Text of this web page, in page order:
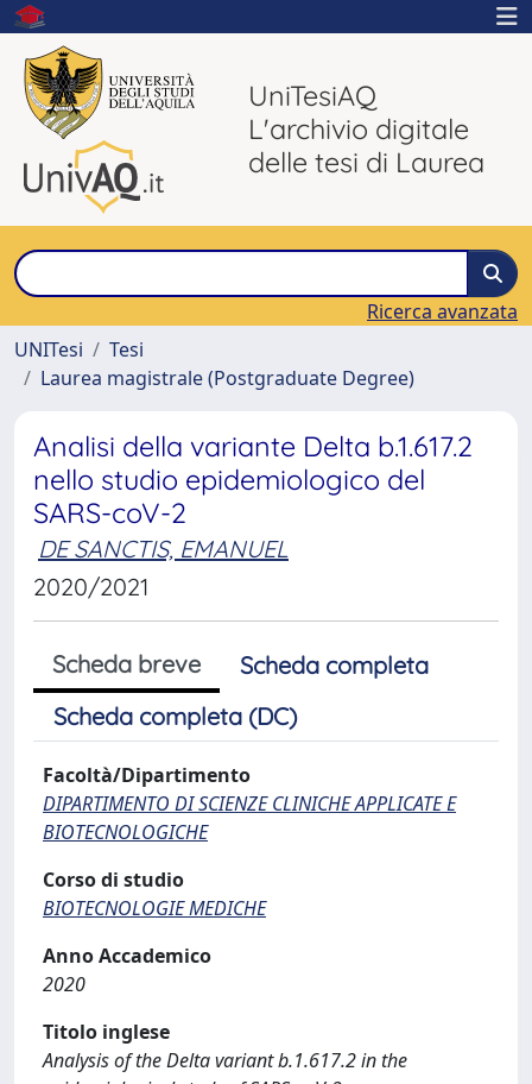
UniTesiAQ
L'archivio digitale
delle tesi di Laurea
Ricerca avanzata
UNITesi
Tesi
Laurea magistrale (Postgraduate Degree)
Analisi della variante Delta b.1.617.2
nello studio epidemiologico del
SARS-coV-2
DE SANCTIS, EMANUEL
2020/2021
Scheda breve
Scheda completa
Scheda completa (DC)
Facoltà/Dipartimento
DIPARTIMENTO DI SCIENZE CLINICHE APPLICATE E
BIOTECNOLOGICHE
Corso di studio
BIOTECNOLOGIE MEDICHE
Anno Accademico
2020
Titolo inglese
Analysis of the Delta variant b.1.617.2 in the